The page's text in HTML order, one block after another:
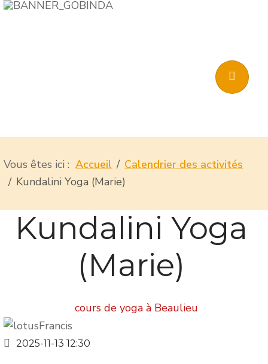
Vous êtes ici :Accueil
Calendrier des activités
Kundalini Yoga (Marie)
Kundalini Yoga
(Marie)
cours de yoga à Beaulieu
2025-11-13 12:30